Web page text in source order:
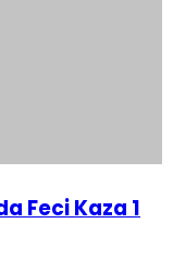
Feci Kaza 1